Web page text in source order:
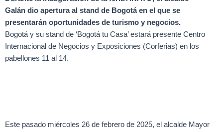
Galán dio apertura al stand de Bogotá en el que se
presentarán oportunidades de turismo y negocios.
Bogotá y su stand de ‘Bogotá tu Casa’ estará presente Centro
Internacional de Negocios y Exposiciones (Corferias) en los
pabellones 11 al 14.
Este pasado miércoles 26 de febrero de 2025, el alcalde Mayor